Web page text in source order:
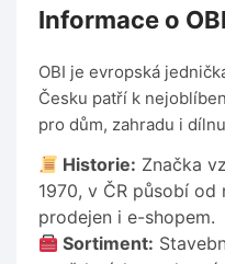
Informace o
OBI je evropská
Česku patří k
pro dům, zahradu i
Historie: Značka
1970, v ČR působí
prodejen i e-shopem.
Sortiment: